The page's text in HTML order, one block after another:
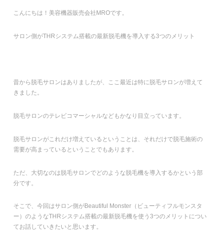
こんにちは！美容機器販売会社MROです。
サロン側がTHRシステム搭載の最新脱毛機を導入する3つのメリット
昔から脱毛サロンはありましたが、ここ最近は特に脱毛サロンが増えて
きました。
脱毛サロンのテレビコマーシャルなどもかなり目立っています。
脱毛サロンがこれだけ増えているということは、それだけで脱毛施術の
需要が高まっているということでもあります。
ただ、大切なのは脱毛サロンでどのような脱毛機を導入するかという部
分です。
そこで、今回はサロン側がBeautiful Monster（ビューティフルモンスタ
ー）のようなTHRシステム搭載の最新脱毛機を使う3つのメリットについ
てお話していきたいと思います。